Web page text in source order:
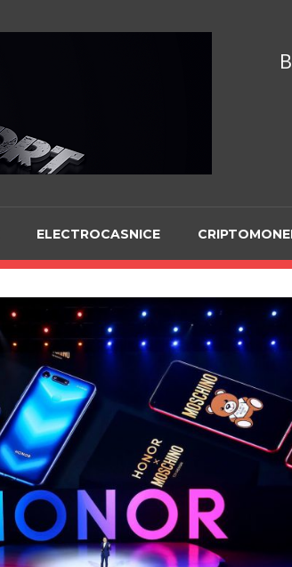
ELECTROCASNICE